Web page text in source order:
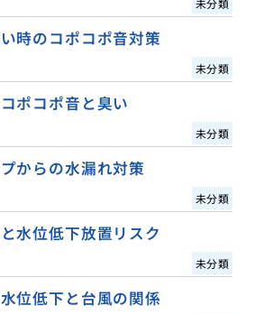
時のコポコポ音対策
未分類
ポコポ音と臭い
未分類
からの水漏れ対策
未分類
水位低下放置リスク
未分類
位低下と台風の関係